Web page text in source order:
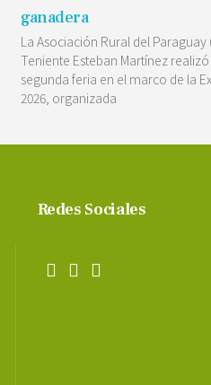
ganadera
La Asociación Rural del Paraguay
Teniente Esteban Martínez
segunda feria en el marco de la
2026, organizada
Redes Sociales